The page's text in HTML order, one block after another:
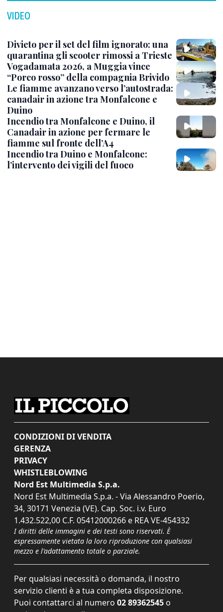
VIDEO
Divieto per il set del film ignorato: una
quarantina gli scooter rimossi a Trieste
Vogadamata 2026, a Muggia vince
“Porco rosso” della compagnia Brivido
Le fiamme avanzano verso l’autostrada:
canadair in azione tra Monfalcone e
Duino
Incendio tra Monfalcone e Duino, il
Canadair in azione per fermare le
fiamme sul fronte dell’A4
Incendio tra Duino e Monfalcone:
l’intervento dei vigili del fuoco
CONDIZIONI DI VENDITA
GERENZA
PRIVACY
WHISTLEBLOWING
Nord Est Multimedia S.p.a.
Nord Est Multimedia S.p.a. - Via Alessandro Poerio,
34, 30171 Venezia (VE). Cap. Soc. i.v. Euro
1.432.522,00 C.F. 05412000266 e REA VE-454332
I diritti delle immagini e dei testi sono riservati. È
espressamente vietata la loro riproduzione con qualsiasi
mezzo e l'adattamento totale o parziale.
Per qualsiasi necessità o domanda, il nostro
servizio clienti è a tua completa disposizione.
Puoi contattarci al numero 02 89362545 o